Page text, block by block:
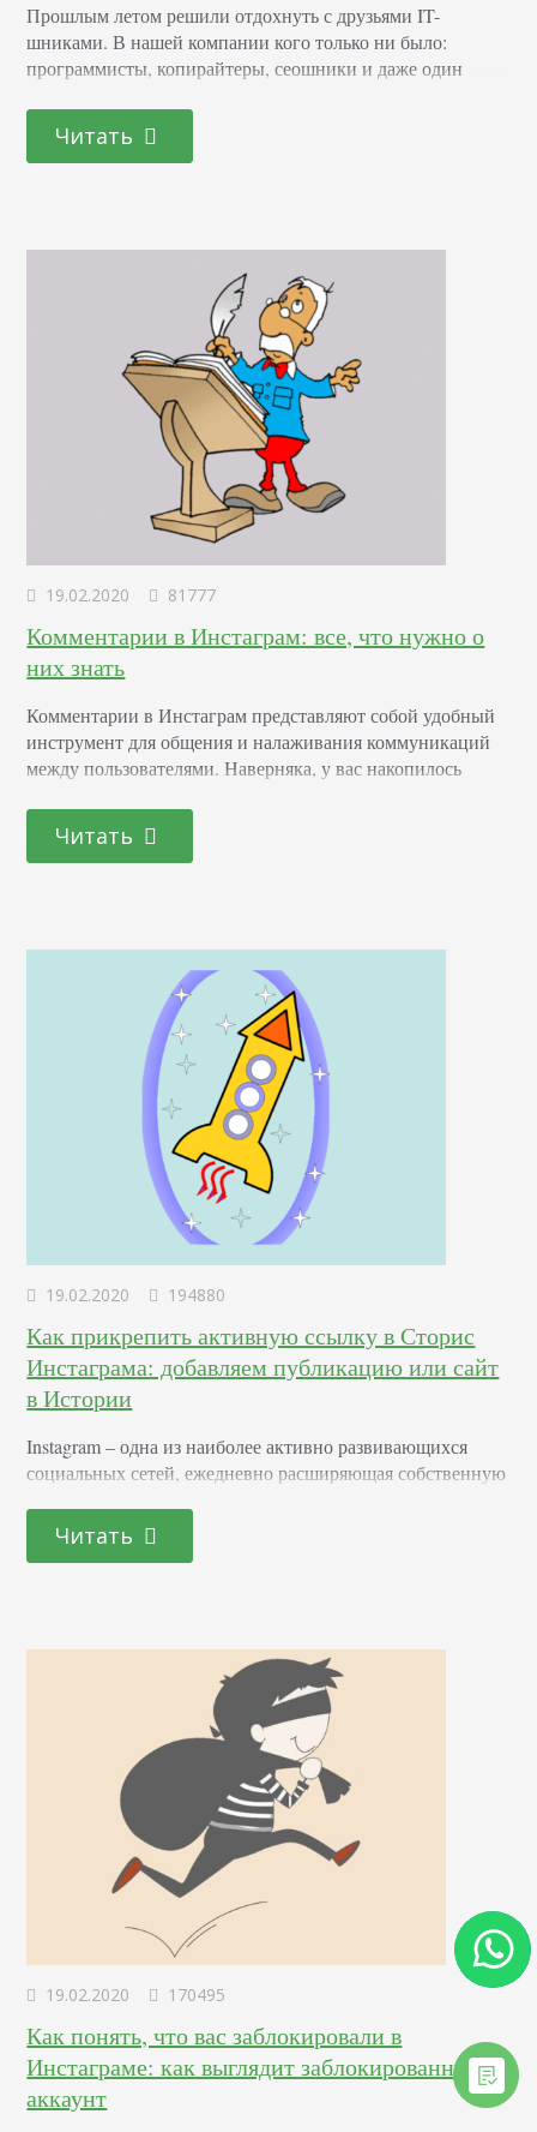
Прошлым летом решили отдохнуть с друзьями IT-
шниками. В нашей компании кого только ни было:
программисты, копирайтеры, сеошники и даже один
отдыха – шутки о нем ходят до сих пор. А все потому, что
в самый неожиданный момент он мог сказать: «Погодите,
Читать
19.02.2020 81777
Комментарии в Инстаграм: все, что нужно о
них знать
Комментарии в Инстаграм представляют собой удобный
инструмент для общения и налаживания коммуникаций
между пользователями. Наверняка, у вас накопилось
опцию и сегодня мы поговорим об этом. Для чего нужны
комментарии бизнесу Прежде всего, давайте определим,
Читать
19.02.2020 194880
Как прикрепить активную ссылку в Сторис
Инстаграма: добавляем публикацию или сайт
в Истории
Instagram – одна из наиболее активно развивающихся
социальных сетей, ежедневно расширяющая собственную
опциями и инструментами, она предлагает практически
безграничные возможности для раскрутки и
и он уже на другом сайте. Удобно, не правда ли?
Особенно любят прибегать к…
Читать
19.02.2020 170495
Как понять, что вас заблокировали в
Инстаграме: как выглядит заблокированный
аккаунт